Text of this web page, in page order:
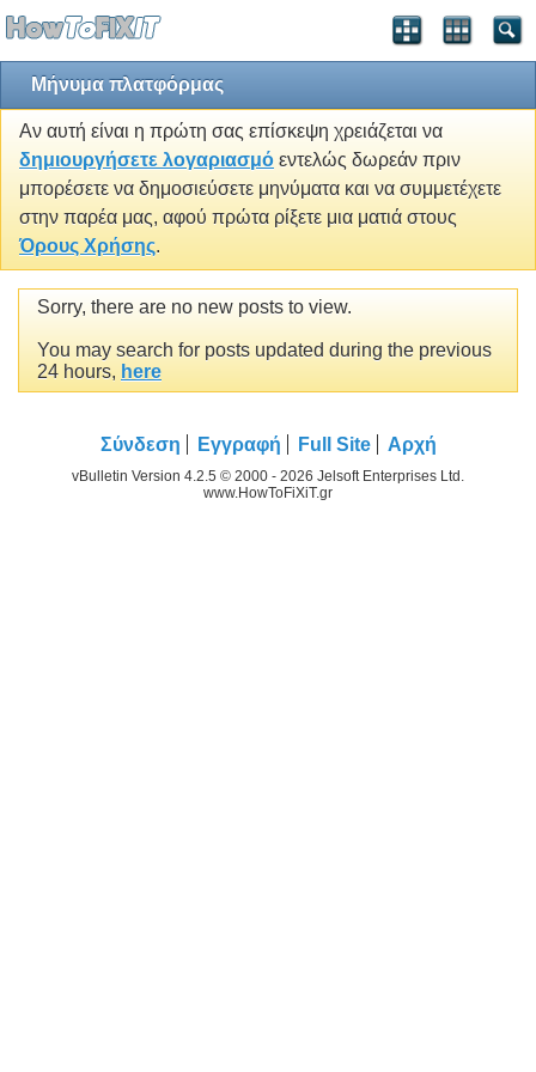
Μήνυμα πλατφόρμας
Αν αυτή είναι η πρώτη σας επίσκεψη χρειάζεται να
δημιουργήσετε λογαριασμό εντελώς δωρεάν πριν
μπορέσετε να δημοσιεύσετε μηνύματα και να συμμετέχετε
στην παρέα μας, αφού πρώτα ρίξετε μια ματιά στους
Όρους Χρήσης.
Sorry, there are no new posts to view.
You may search for posts updated during the previous
24 hours, here
Σύνδεση Εγγραφή Full Site Αρχή
vBulletin Version 4.2.5 © 2000 - 2026 Jelsoft Enterprises Ltd.
www.HowToFiXiT.gr